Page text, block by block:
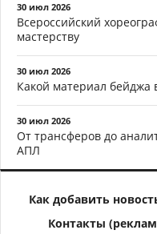
30 июл 2026
Всероссийский
мастерству
30 июл 2026
Какой материал бейджа
30 июл 2026
От трансферов до
АПЛ
Как добавить
Контакты